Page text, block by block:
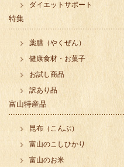
ダイエットサポート
特集
薬膳（やくぜん）
健康食材・お菓子
お試し商品
訳あり品
富山特産品
昆布（こんぶ）
富山のこしひかり
富山のお米